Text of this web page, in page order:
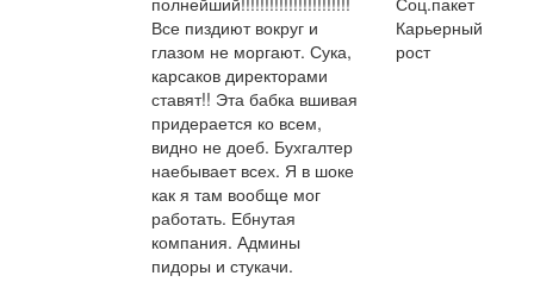
Все пиздиют вокруг и
глазом не моргают. Сука,
карсаков директорами
ставят!! Эта бабка вшивая
придерается ко всем,
видно не доеб. Бухгалтер
наебывает всех. Я в шоке
как я там вообще мог
работать. Ебнутая
компания. Админы
пидоры и стукачи.
Карьерный
рост